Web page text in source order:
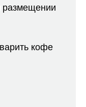
размещении
кофе